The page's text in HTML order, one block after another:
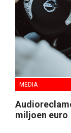
MEDIA
miljoen euro